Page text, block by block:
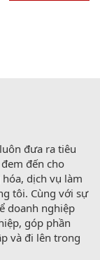
luôn đưa ra tiêu
đến cho
dịch vụ làm
tôi. Cùng với sự
doanh nghiệp
góp phần
và đi lên trong